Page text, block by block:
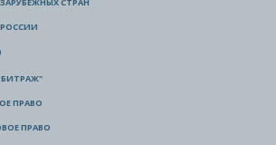
СТРАН
ПРАВО
ПРАВО